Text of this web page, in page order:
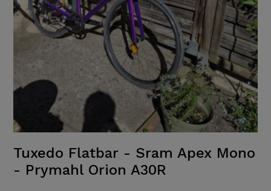
Tuxedo Flatbar - Sram Apex Mono
- Prymahl Orion A30R